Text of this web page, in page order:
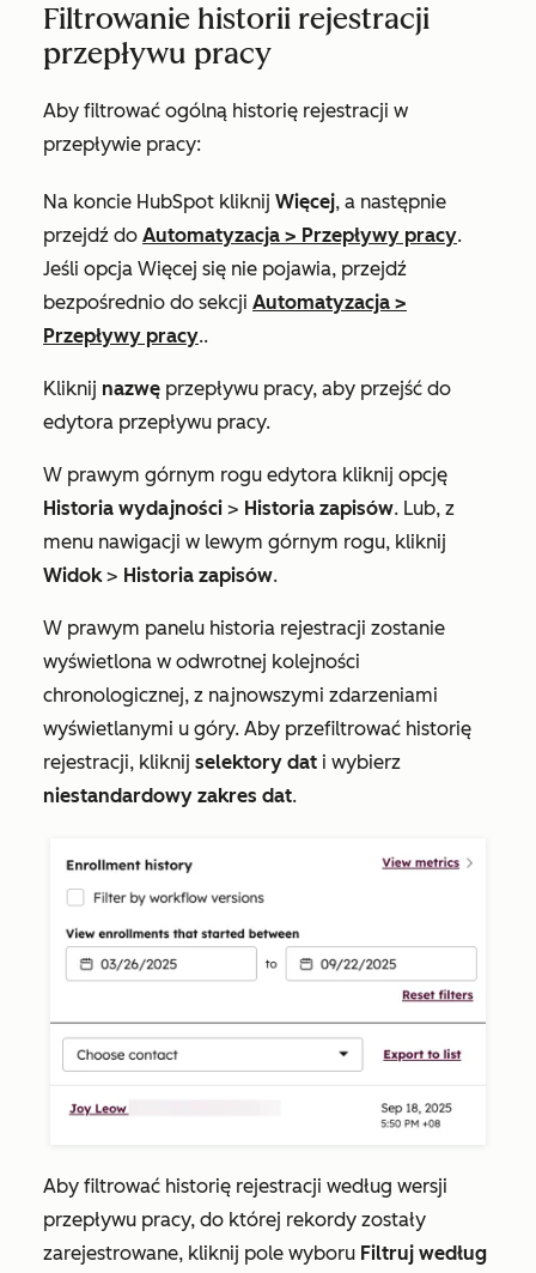
Filtrowanie historii rejestracji
przepływu pracy
Aby filtrować ogólną historię rejestracji w
przepływie pracy:
Na koncie HubSpot kliknij Więcej, a następnie
przejdź do Automatyzacja > Przepływy pracy.
Jeśli opcja Więcej się nie pojawia, przejdź
bezpośrednio do sekcji Automatyzacja >
Przepływy pracy..
Kliknij nazwę przepływu pracy, aby przejść do
edytora przepływu pracy.
W prawym górnym rogu edytora kliknij opcję
Historia wydajności > Historia zapisów. Lub, z
menu nawigacji w lewym górnym rogu, kliknij
Widok> Historia zapisów.
W prawym panelu historia rejestracji zostanie
wyświetlona w odwrotnej kolejności
chronologicznej, z najnowszymi zdarzeniami
wyświetlanymi u góry. Aby przefiltrować historię
rejestracji, kliknij selektory dat i wybierz
niestandardowy zakres dat.
Aby filtrować historię rejestracji według wersji
przepływu pracy, do której rekordy zostały
zarejestrowane, kliknij pole wyboru Filtruj według